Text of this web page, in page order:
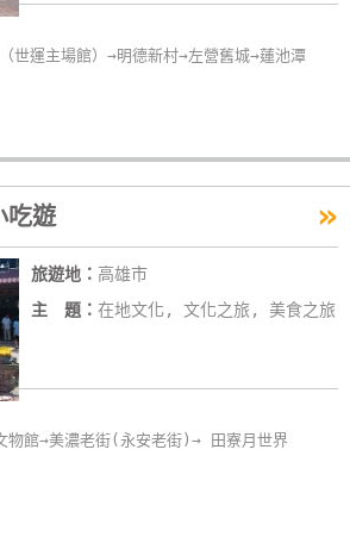
世運主場館）→明德新村→左營舊城→蓮池潭
吃遊 »
旅遊地： 高雄市
主 題： 在地文化, 文化之旅, 美食之旅
物館→美濃老街(永安老街)→ 田寮月世界